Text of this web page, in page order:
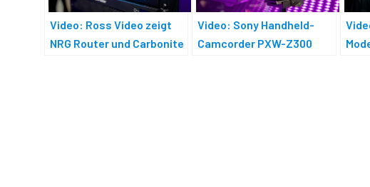
Video: Ross Video zeigt
NRG Router und Carbonite
Video: Sony Handheld-
Camcorder PXW-Z300